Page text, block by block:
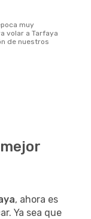
volar a Tarfaya
de nuestros
, ahora es
Ya sea que